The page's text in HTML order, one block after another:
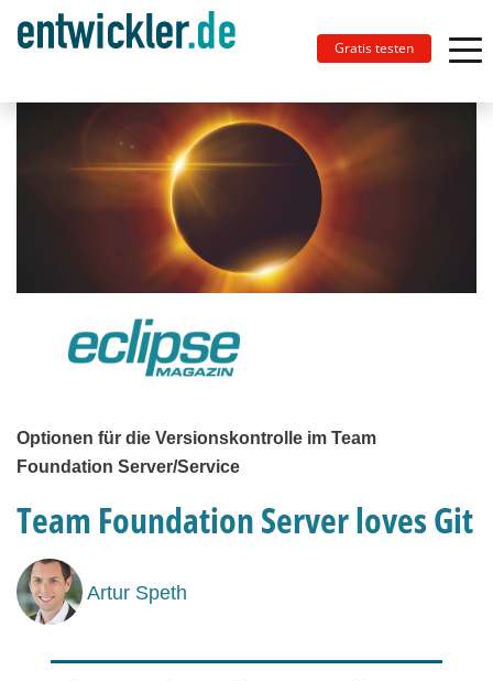
Gratis testen
Optionen für die Versionskontrolle im Team
Foundation Server/Service
Team Foundation Server loves Git
Artur Speth